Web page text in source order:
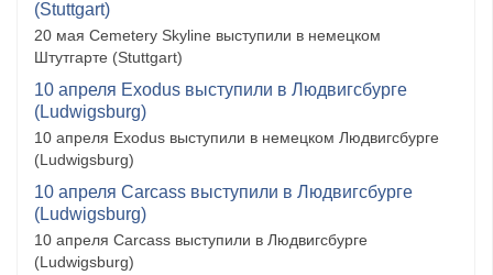
(Stuttgart)
20 мая Cemetery Skyline выступили в немецком
Штутгарте (Stuttgart)
10 апреля Exodus выступили в Людвигсбурге
(Ludwigsburg)
10 апреля Exodus выступили в немецком Людвигсбурге
(Ludwigsburg)
10 апреля Carcass выступили в Людвигсбурге
(Ludwigsburg)
10 апреля Carcass выступили в Людвигсбурге
(Ludwigsburg)